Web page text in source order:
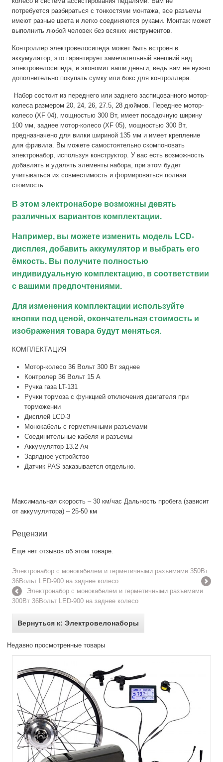
потребуется разбираться с тонкостями монтажа, все разъемы
имеют разные цвета и легко соединяются руками. Монтаж может
выполнить любой человек без всяких инструментов.
Контроллер электровелосипеда может быть встроен в
аккумулятор, это гарантирует замечательный внешний вид
электровелосипеда, и экономит ваши деньги, ведь вам не нужно
дополнительно покупать сумку или бокс для контроллера.
Набор состоит из переднего или заднего заспицованного мотор-
колеса размером 20, 24, 26, 27.5, 28 дюймов. Переднее мотор-
колесо (XF 04), мощностью 300 Вт, имеет посадочную ширину
100 мм, заднее мотор-колесо (XF 05), мощностью 300 Вт,
предназначено для вилки шириной 135 мм и имеет крепление
для фривила. Вы можете самостоятельно скомпоновать
электронабор, используя конструктор. У вас есть возможность
добавлять и удалять элементы набора, при этом будет
учитываться их совместимость и формироваться полная
стоимость.
В этом электронаборе возможны девять
различных вариантов комплектации.
Например, вы можете изменить модель LCD-
дисплея, добавить аккумулятор и выбрать его
ёмкость. Вы получите полностью
индивидуальную комплектацию, в соответствии
с вашими предпочтениями.
Для изменения комплектации используйте
кнопки под ценой, окончательная стоимость и
изображения товара будут меняться.
КОМПЛЕКТАЦИЯ
Мотор-колесо 36 Вольт 300 Вт заднее
Контролер 36 Вольт 15 А
Ручка газа LT-131
Ручки тормоза с функцией отключения двигателя при
торможении
Дисплей LCD-3
Монокабель с герметичными разъемами
Соединительные кабеля и разъемы
Аккумулятор 13.2 Ач
Зарядное устройство
Датчик PAS заказывается отдельно.
Максимальная скорость – 30 км/час Дальность пробега (зависит
от аккумулятора) – 25-50 км
Рецензии
Еще нет отзывов об этом товаре.
Электронабор с монокабелем и герметичными разъемами 350Вт
36Вольт LED-900 на заднее колесо
Электронабор с монокабелем и герметичными разъемами
300Вт 36Вольт LED-900 на заднее колесо
Вернуться к: Электровелонаборы
Недавно просмотренные товары